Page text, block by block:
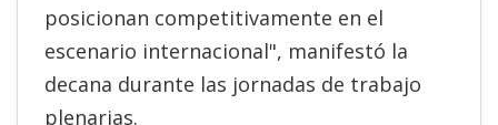
posicionan competitivamente en el
escenario internacional", manifestó la
decana durante las jornadas de trabajo
plenarias.